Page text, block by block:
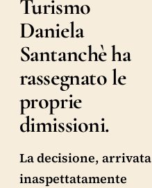
Turismo
Daniela
Santanchè ha
rassegnato le
proprie
dimissioni.
La decisione, arrivata
inaspettatamente